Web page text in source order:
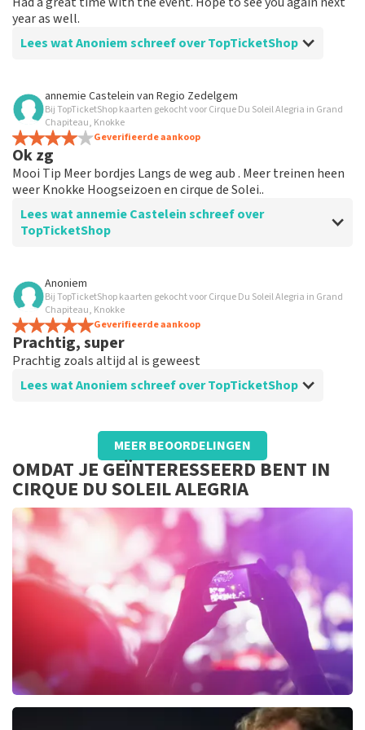
year as well.
Lees wat Anoniem schreef over TopTicketShop
Beoordeling van Anoniem over TopTicketShop
I like their service from ticket buying to
sent tickets and the customer service.
I like their service from ticket buying to sent tickets
and the customer service.
annemie Castelein van Regio Zedelgem
Bij TopTicketShop kaarten gekocht voor Cirque Du Soleil Alegria in Grand
Chapiteau, Knokke
Geverifieerde aankoop
Ok zg
Mooi Tip Meer bordjes Langs de weg aub . Meer treinen heen
weer Knokke Hoogseizoen en cirque de Solei..
Lees wat annemie Castelein schreef over
TopTicketShop
Beoordeling van annemie Castelein over
Ok
Securitas .zg Begeleiding ingang zg
Anoniem
Bij TopTicketShop kaarten gekocht voor Cirque Du Soleil Alegria in Grand
Chapiteau, Knokke
Geverifieerde aankoop
Prachtig, super
Prachtig zoals altijd al is geweest
Lees wat Anoniem schreef over TopTicketShop
Beoordeling van Anoniem overTopTicketShop
Een aanrader
Do zo voort
MEER BEOORDELINGEN
OMDAT JE GEÏNTERESSEERD BENT IN
CIRQUE DU SOLEIL ALEGRIA